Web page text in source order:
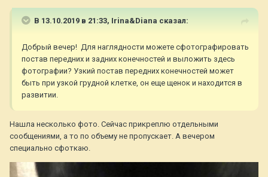
В 13.10.2019 в 21:33, Irina&Diana сказал:
Добрый вечер! Для наглядности можете сфотографировать
постав передних и задних конечностей и выложить здесь
фотографии? Узкий постав передних конечностей может
быть при узкой грудной клетке, он еще щенок и находится в
развитии.
Нашла несколько фото. Сейчас прикреплю отдельными
сообщениями, а то по объему не пропускает. А вечером
специально сфоткаю.